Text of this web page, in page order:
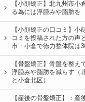
【小顔矯正】北九州市小
る為には浮腫みや脂肪を
【小顔矯正の口コミ】小
コミを投稿された方の声
市・小倉で徳力整体院は
【骨盤矯正】骨盤を整え
浮腫みや脂肪を減らす（
と小倉北区）
【産後の骨盤矯正】：産